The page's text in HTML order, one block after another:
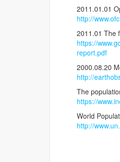
2011.01.01
http://
2011.01 The
https://
report.pdf
2000.08.20
http://
The
https://
World
http://